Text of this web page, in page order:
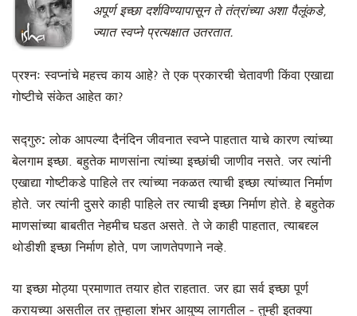
अपूर्ण इच्छा दर्शविण्यापासून ते तंत्रांच्या अशा पैलूंकडे,
ज्यात स्वप्ने प्रत्यक्षात उतरतात.
प्रश्नः स्वप्नांचे महत्त्व काय आहे? ते एक प्रकारची चेतावणी किंवा एखाद्या
गोष्टीचे संकेत आहेत का?
सद्गुरु: लोक आपल्या दैनंदिन जीवनात स्वप्ने पाहतात याचे कारण त्यांच्या
बेलगाम इच्छा. बहुतेक माणसांना त्यांच्या इच्छांची जाणीव नसते. जर त्यांनी
एखाद्या गोष्टीकडे पाहिले तर त्यांच्या नकळत त्याची इच्छा त्यांच्यात निर्माण
होते. जर त्यांनी दुसरे काही पाहिले तर त्याची इच्छा निर्माण होते. हे बहुतेक
माणसांच्या बाबतीत नेहमीच घडत असते. ते जे काही पाहतात, त्याबद्द्ल
थोडीशी इच्छा निर्माण होते, पण जाणतेपणाने नव्हे.
या इच्छा मोठ्या प्रमाणात तयार होत राहतात. जर ह्या सर्व इच्छा पूर्ण
करायच्या असतील तर तुम्हाला शंभर आयुष्य लागतील - तुम्ही इतक्या